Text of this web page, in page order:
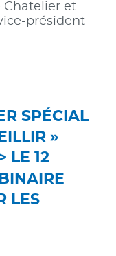
Chatelier et
président
SPÉCIAL
»
LE 12
LES